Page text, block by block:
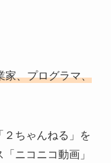
家、プログラマ、
ちゃんねる」を
ニコニコ動画」